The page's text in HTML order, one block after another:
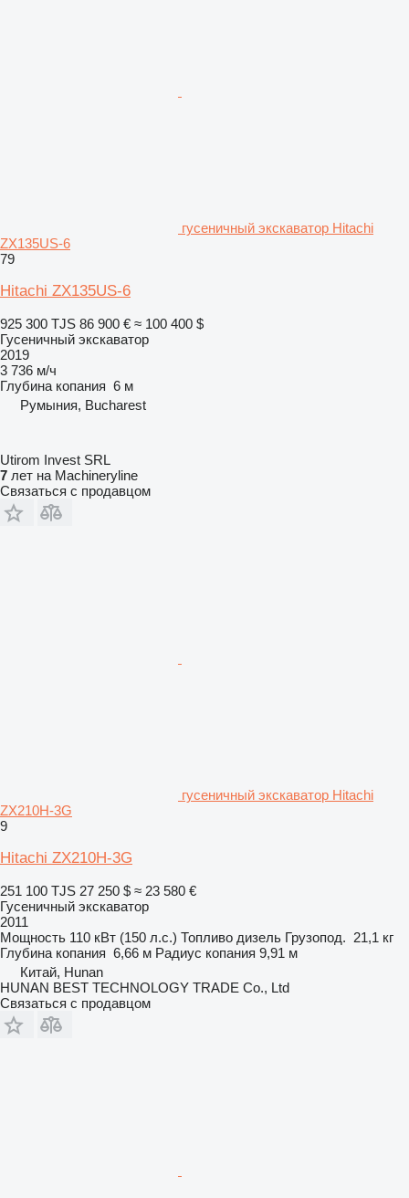
гусеничный экскаватор Hitachi
ZX135US-6
79
Hitachi ZX135US-6
925 300 TJS 86 900 € ≈ 100 400 $
Гусеничный экскаватор
2019
3 736 м/ч
Глубина копания 6 м
Румыния, Bucharest
Utirom Invest SRL
7 лет на Machineryline
Связаться с продавцом
гусеничный экскаватор Hitachi
ZX210H-3G
9
Hitachi ZX210H-3G
251 100 TJS 27 250 $ ≈ 23 580 €
Гусеничный экскаватор
2011
Мощность 110 кВт (150 л.с.) Топливо дизель Грузопод. 21,1 кг
Глубина копания 6,66 м Радиус копания 9,91 м
Китай, Hunan
HUNAN BEST TECHNOLOGY TRADE Co., Ltd
Связаться с продавцом